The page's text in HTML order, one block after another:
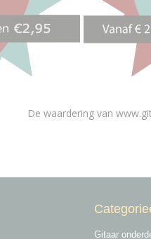
De waardering van
Gitaar